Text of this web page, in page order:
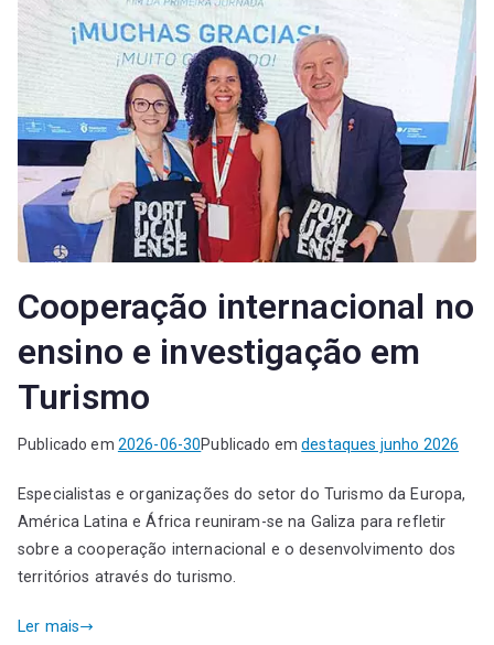
Cooperação internacional no
ensino e investigação em
Turismo
Publicado em 2026-06-30Publicado emdestaques junho 2026
Especialistas e organizações do setor do Turismo da Europa,
América Latina e África reuniram-se na Galiza para refletir
sobre a cooperação internacional e o desenvolvimento dos
territórios através do turismo.
Ler mais